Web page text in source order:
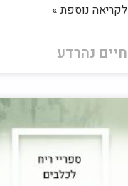
לקריאה נוספת »
חיים נהרדע